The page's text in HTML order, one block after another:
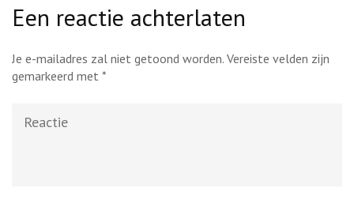
Een reactie achterlaten
Je e-mailadres zal niet getoond worden. Vereiste velden zijn
gemarkeerd met *